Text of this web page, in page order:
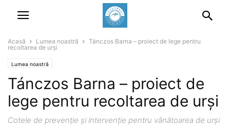
Acasă Lumea noastră
Tánczos Barna – proiect de lege pentru
recoltarea de urși
Lumea noastră
Tánczos Barna – proiect de
lege pentru recoltarea de urși
Cotele de prevenţie şi intervenţie pentru vânătoarea de urşi